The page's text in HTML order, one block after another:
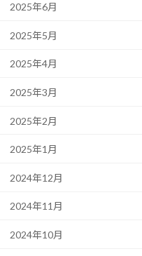
2025年6月
2025年5月
2025年4月
2025年3月
2025年2月
2025年1月
2024年12月
2024年11月
2024年10月